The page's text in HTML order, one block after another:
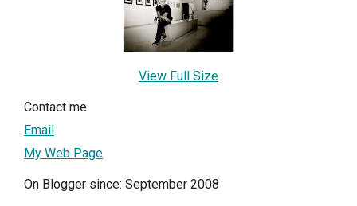
View Full Size
Contact me
Email
My Web Page
On Blogger since: September 2008